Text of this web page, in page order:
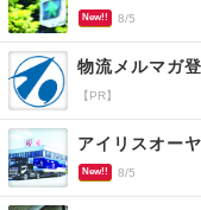
New!! 8/5
物流メルマガ
【PR】
アイリスオー
New!! 8/5